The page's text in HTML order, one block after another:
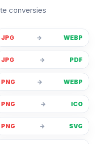
conversies
JPG → WEBP
JPG → PDF
PNG → WEBP
PNG → ICO
PNG → SVG